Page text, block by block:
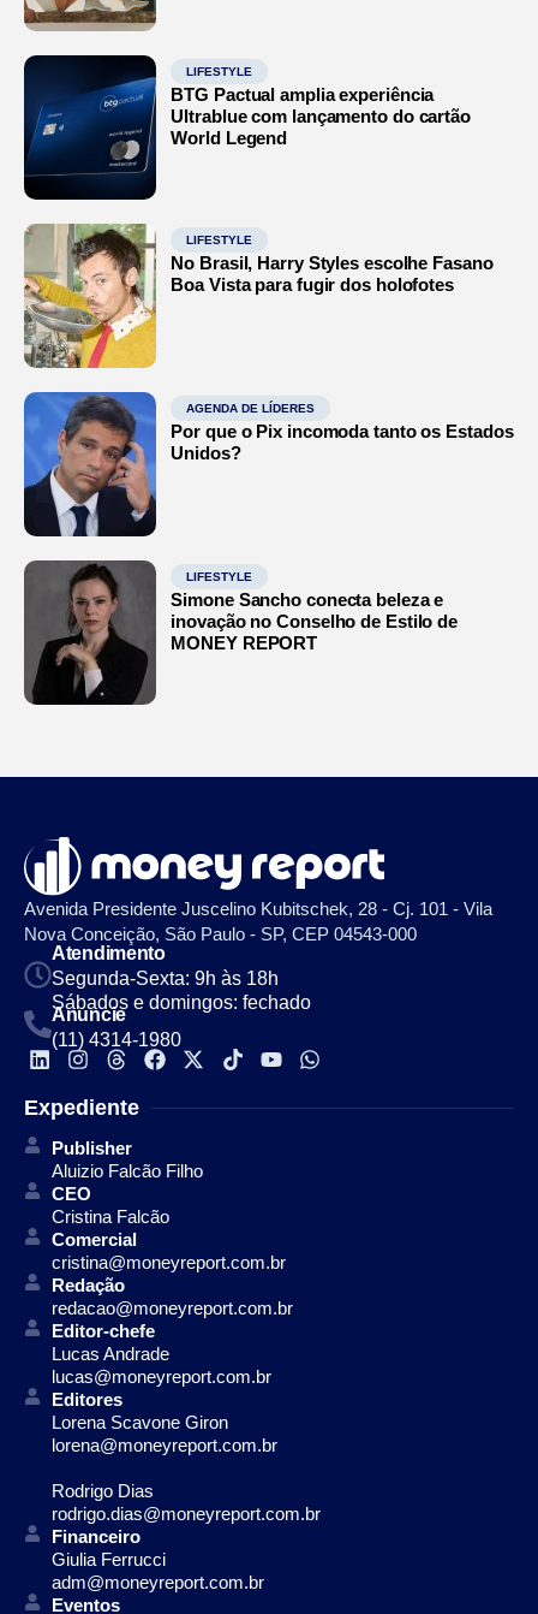
LIFESTYLE
BTG Pactual amplia experiência
Ultrablue com lançamento do cartão
World Legend
LIFESTYLE
No Brasil, Harry Styles escolhe Fasano
Boa Vista para fugir dos holofotes
AGENDA DE LÍDERES
Por que o Pix incomoda tanto os Estados
Unidos?
LIFESTYLE
Simone Sancho conecta beleza e
inovação no Conselho de Estilo de
MONEY REPORT
Avenida Presidente Juscelino Kubitschek, 28 - Cj. 101 - Vila
Nova Conceição, São Paulo - SP, CEP 04543-000
Atendimento
Segunda-Sexta: 9h às 18h
Sábados e domingos: fechado
Anuncie
(11) 4314-1980
Expediente
Publisher
Aluizio Falcão Filho
CEO
Cristina Falcão
Comercial
cristina@moneyreport.com.br
Redação
redacao@moneyreport.com.br
Editor-chefe
Lucas Andrade
lucas@moneyreport.com.br
Editores
Lorena Scavone Giron
lorena@moneyreport.com.br
Rodrigo Dias
rodrigo.dias@moneyreport.com.br
Financeiro
Giulia Ferrucci
adm@moneyreport.com.br
Eventos